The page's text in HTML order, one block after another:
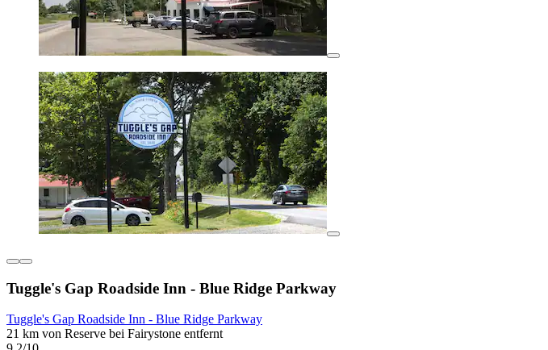
Tuggle's Gap Roadside Inn - Blue Ridge Parkway
Tuggle's Gap Roadside Inn - Blue Ridge Parkway
21 km von Reserve bei Fairystone entfernt